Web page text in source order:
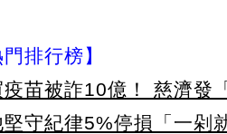
門排行榜】
疫苗被詐10億！ 慈濟發
堅守紀律5%停損「一剁